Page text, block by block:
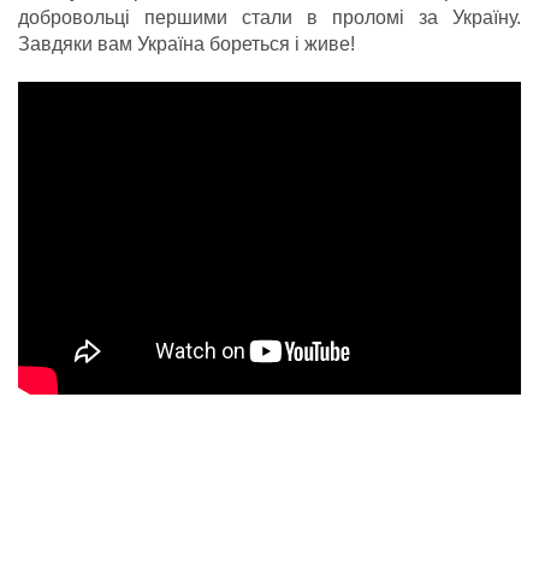
добровольці першими стали в проломі за Україну.
Завдяки вам Україна бореться і живе!